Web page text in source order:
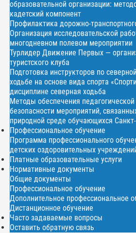
образовательной организации:
кадетский компонент
Профилактика дорожно-
Организация исследовательской
многодневном полевом мероприятии
Турлидер Движение Первых —
туристского клуба
Подготовка инструкторов по
ходьбе на основе вида спорта
дисциплине северная ходьба
Методы обеспечения
безопасности мероприятий,
природной среде обучающихся
Профессиональное обучение
Программа профессионального
детских оздоровительных
Платные образовательные услуги
Нормативные документы
Общие документы
Профессиональное обучение
Дополнительное профессиональное
Дистанционное обучение
Часто задаваемые вопросы
Оставить обратную связь